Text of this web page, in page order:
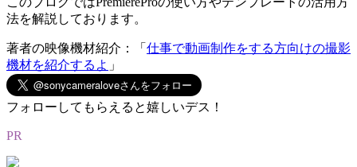
法を解説しております。
著者の映像機材紹介：「 仕事で動画制作をする方向けの撮影
機材を紹介するよ 」
フォローしてもらえると嬉しいデス！
PR